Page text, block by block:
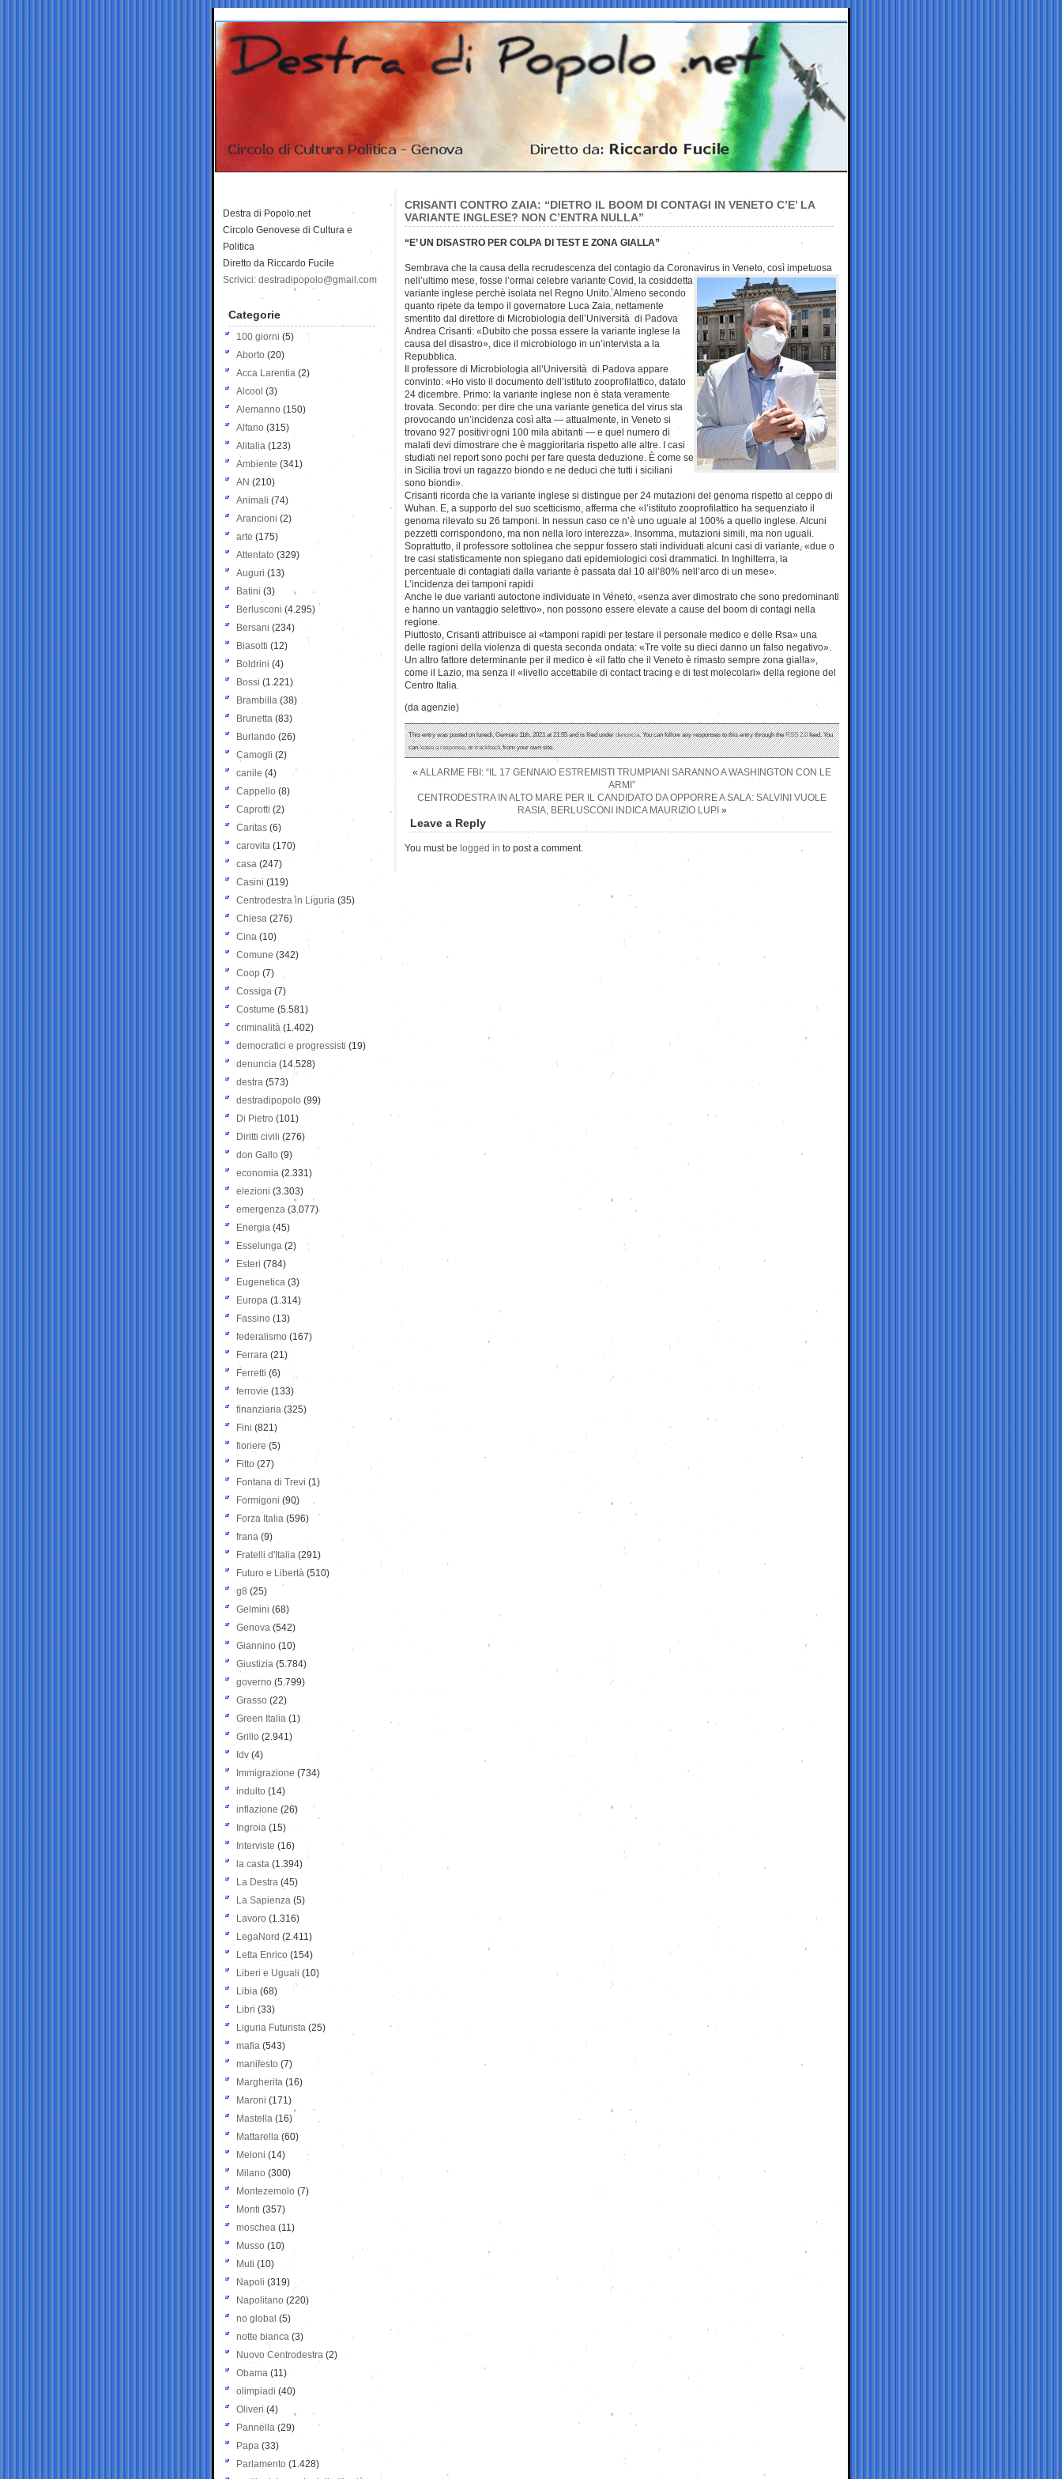
CRISANTI CONTRO ZAIA: “DIETRO IL BOOM DI CONTAGI IN VENETO C’E’ LA
VARIANTE INGLESE? NON C’ENTRA NULLA”
“E’ UN DISASTRO PER COLPA DI TEST E ZONA GIALLA”
Sembrava che la causa della recrudescenza del contagio da Coronavirus in Veneto, così impetuosa
nell’ultimo mese, fosse l’ormai celebre variante Covid, la cosiddetta
variante inglese perchè isolata nel Regno Unito. Almeno secondo
quanto ripete da tempo il governatore Luca Zaia, nettamente
smentito dal direttore di Microbiologia dell’Università di Padova
Andrea Crisanti: «Dubito che possa essere la variante inglese la
causa del disastro», dice il microbiologo in un’intervista a la
Repubblica.
Il professore di Microbiologia all’Università di Padova appare
convinto: «Ho visto il documento dell’istituto zooprofilattico, datato
24 dicembre. Primo: la variante inglese non è stata veramente
trovata. Secondo: per dire che una variante genetica del virus sta
provocando un’incidenza così alta — attualmente, in Veneto si
trovano 927 positivi ogni 100 mila abitanti — e quel numero di
malati devi dimostrare che è maggioritaria rispetto alle altre. I casi
studiati nel report sono pochi per fare questa deduzione. È come se
in Sicilia trovi un ragazzo biondo e ne deduci che tutti i siciliani
sono biondi».
Crisanti ricorda che la variante inglese si distingue per 24 mutazioni del genoma rispetto al ceppo di
Wuhan. E, a supporto del suo scetticismo, afferma che «l’istituto zooprofilattico ha sequenziato il
genoma rilevato su 26 tamponi. In nessun caso ce n’è uno uguale al 100% a quello inglese. Alcuni
pezzetti corrispondono, ma non nella loro interezza». Insomma, mutazioni simili, ma non uguali.
Soprattutto, il professore sottolinea che seppur fossero stati individuati alcuni casi di variante, «due o
tre casi statisticamente non spiegano dati epidemiologici così drammatici. In Inghilterra, la
percentuale di contagiati dalla variante è passata dal 10 all’80% nell’arco di un mese».
L’incidenza dei tamponi rapidi
Anche le due varianti autoctone individuate in Veneto, «senza aver dimostrato che sono predominanti
e hanno un vantaggio selettivo», non possono essere elevate a cause del boom di contagi nella
regione.
Piuttosto, Crisanti attribuisce ai «tamponi rapidi per testare il personale medico e delle Rsa» una
delle ragioni della violenza di questa seconda ondata: «Tre volte su dieci danno un falso negativo».
Un altro fattore determinante per il medico è «il fatto che il Veneto è rimasto sempre zona gialla»,
come il Lazio, ma senza il «livello accettabile di contact tracing e di test molecolari» della regione del
Centro Italia.
(da agenzie)
This entry was posted on lunedì, Gennaio 11th, 2021 at 21:55 and is filed underdenuncia. You can follow any responses to this entry through theRSS 2.0feed. You
canleave a response, ortrackbackfrom your own site.
« ALLARME FBI: “IL 17 GENNAIO ESTREMISTI TRUMPIANI SARANNO A WASHINGTON CON LE
ARMI”
CENTRODESTRA IN ALTO MARE PER IL CANDIDATO DA OPPORRE A SALA: SALVINI VUOLE
RASIA, BERLUSCONI INDICA MAURIZIO LUPI »
Leave a Reply
You must be logged in to post a comment.
Destra di Popolo.net
Circolo Genovese di Cultura e
Politica
Diretto da Riccardo Fucile
Scrivici: destradipopolo@gmail.com
Categorie
100 giorni (5)
Aborto (20)
Acca Larentia (2)
Alcool (3)
Alemanno (150)
Alfano (315)
Alitalia (123)
Ambiente (341)
AN (210)
Animali (74)
Arancioni (2)
arte (175)
Attentato (329)
Auguri (13)
Batini (3)
Berlusconi (4.295)
Bersani (234)
Biasotti (12)
Boldrini (4)
Bossi (1.221)
Brambilla (38)
Brunetta (83)
Burlando (26)
Camogli (2)
canile (4)
Cappello (8)
Caprotti (2)
Caritas (6)
carovita (170)
casa (247)
Casini (119)
Centrodestra in Liguria (35)
Chiesa (276)
Cina (10)
Comune (342)
Coop (7)
Cossiga (7)
Costume (5.581)
criminalità (1.402)
democratici e progressisti (19)
denuncia (14.528)
destra (573)
destradipopolo (99)
Di Pietro (101)
Diritti civili (276)
don Gallo (9)
economia (2.331)
elezioni (3.303)
emergenza (3.077)
Energia (45)
Esselunga (2)
Esteri (784)
Eugenetica (3)
Europa (1.314)
Fassino (13)
federalismo (167)
Ferrara (21)
Ferretti (6)
ferrovie (133)
finanziaria (325)
Fini (821)
fioriere (5)
Fitto (27)
Fontana di Trevi (1)
Formigoni (90)
Forza Italia (596)
frana (9)
Fratelli d'Italia (291)
Futuro e Libertà (510)
g8 (25)
Gelmini (68)
Genova (542)
Giannino (10)
Giustizia (5.784)
governo (5.799)
Grasso (22)
Green Italia (1)
Grillo (2.941)
Idv (4)
Immigrazione (734)
indulto (14)
inflazione (26)
Ingroia (15)
Interviste (16)
la casta (1.394)
La Destra (45)
La Sapienza (5)
Lavoro (1.316)
LegaNord (2.411)
Letta Enrico (154)
Liberi e Uguali (10)
Libia (68)
Libri (33)
Liguria Futurista (25)
mafia (543)
manifesto (7)
Margherita (16)
Maroni (171)
Mastella (16)
Mattarella (60)
Meloni (14)
Milano (300)
Montezemolo (7)
Monti (357)
moschea (11)
Musso (10)
Muti (10)
Napoli (319)
Napolitano (220)
no global (5)
notte bianca (3)
Nuovo Centrodestra (2)
Obama (11)
olimpiadi (40)
Oliveri (4)
Pannella (29)
Papa (33)
Parlamento (1.428)